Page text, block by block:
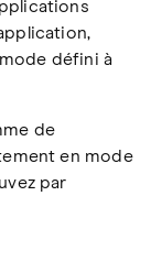
défini à
de
en mode
par